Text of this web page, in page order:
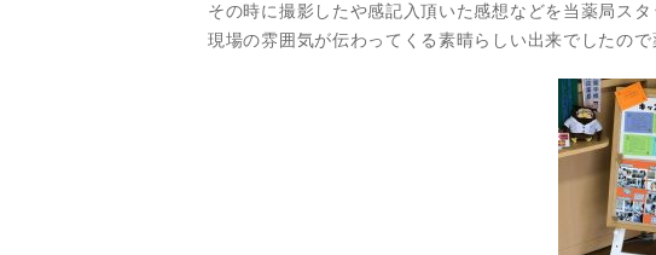
その時に撮影したや感記入頂いた感想などを当薬局ス
現場の雰囲気が伝わってくる素晴らしい出来でしたので